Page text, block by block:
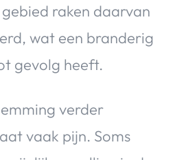
raken daarvan
wat een branderig
gevolg heeft.
verder
vaak pijn. Soms